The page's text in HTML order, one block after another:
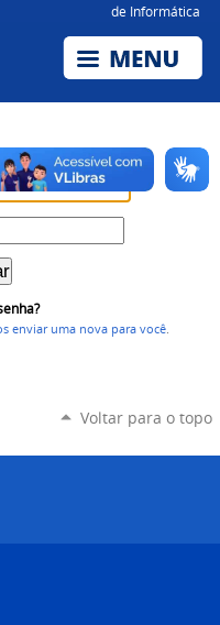
de Informática
enviar uma nova para você
Voltar para o topo